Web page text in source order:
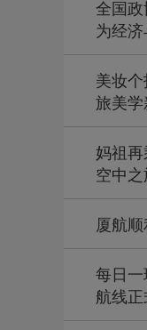
全国
为经济
美妆
旅美
妈祖再
空中
厦航
每日
航线正